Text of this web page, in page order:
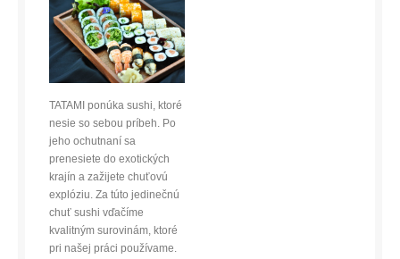
TATAMI ponúka sushi, ktoré
nesie so sebou príbeh. Po
jeho ochutnaní sa
prenesiete do exotických
krajín a zažijete chuťovú
explóziu. Za túto jedinečnú
chuť sushi vďačíme
kvalitným surovinám, ktoré
pri našej práci používame.